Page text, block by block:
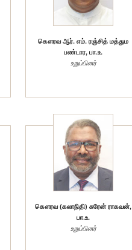
கௌரவ ஆர். எம். ரஞ்சித் மத்தும
பண்டார, பா.உ.
உறுப்பினர்
கௌரவ (கலாநிதி) சுரேன் ராகவன்,
பா.உ.
உறுப்பினர்